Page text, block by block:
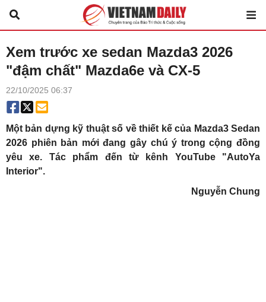
Xem trước xe sedan Mazda3 2026
"đậm chất" Mazda6e và CX-5
22/10/2025 06:37
Một bản dựng kỹ thuật số về thiết kế của Mazda3 Sedan
2026 phiên bản mới đang gây chú ý trong cộng đồng
yêu xe. Tác phẩm đến từ kênh YouTube "AutoYa
Interior".
Nguyễn Chung